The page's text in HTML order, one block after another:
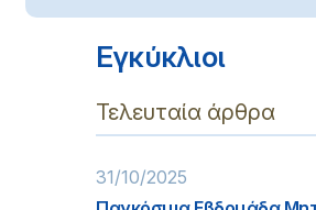
Εγκύκλιοι
Τελευταία άρθρα
31/10/2025